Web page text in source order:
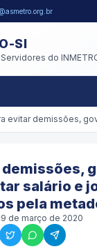
SI
do
demissões,
salário e
pela
de março de 2020